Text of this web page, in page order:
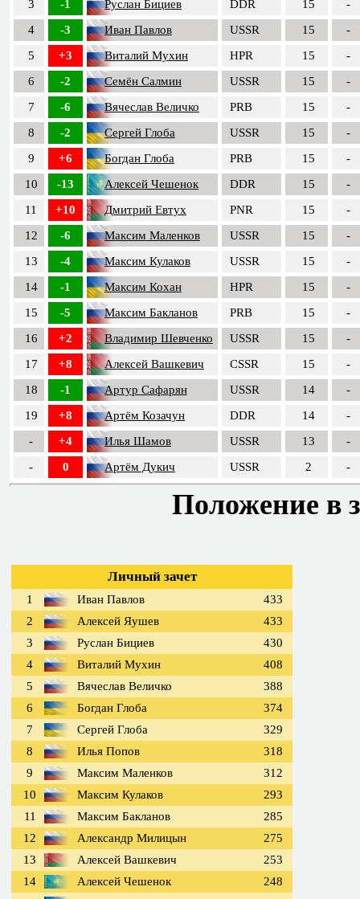
3
-1 Руслан Бициев DDR 15
-
4
-3 Иван Павлов USSR 15
-
5
+3 Виталий Мухин HPR 15
-
6
-2 Семён Салмин USSR 15
-
7
-6 Вячеслав Величко PRB 15
-
8
-2 Сергей Глоба USSR 15
-
9
+6 Богдан Глоба PRB 15
-
10
-13 Алексей Чешенок DDR 15
-
11
+10 Дмитрий Евтух PNR 15
-
12
-6 Максим Маленков USSR 15
-
13
-4 Максим Кулаков USSR 15
-
14
-1 Максим Кохан HPR 15
-
15
-5 Максим Бакланов PRB 15
-
16
+2 Владимир Шевченко USSR 15
-
17
+8 Алексей Вашкевич CSSR 15
-
18
-1 Артур Сафарян USSR 14
-
19
+8 Артём Козачун DDR 14
-
-
+4 Илья Шамов USSR 13
-
-
0 Артём Дукич USSR 2 -
Положение в
Личный зачет
1 Иван Павлов
433
2
Алексей Яушев
433
3
Руслан Бициев
430
4
Виталий Мухин
408
5
Вячеслав Величко
388
6
Богдан Глоба
374
7
Сергей Глоба
329
8
Илья Попов
318
9
Максим Маленков
312
10
Максим Кулаков
293
11
Максим Бакланов
285
12
Александр Милицын
275
13
Алексей Вашкевич
253
14
Алексей Чешенок
248